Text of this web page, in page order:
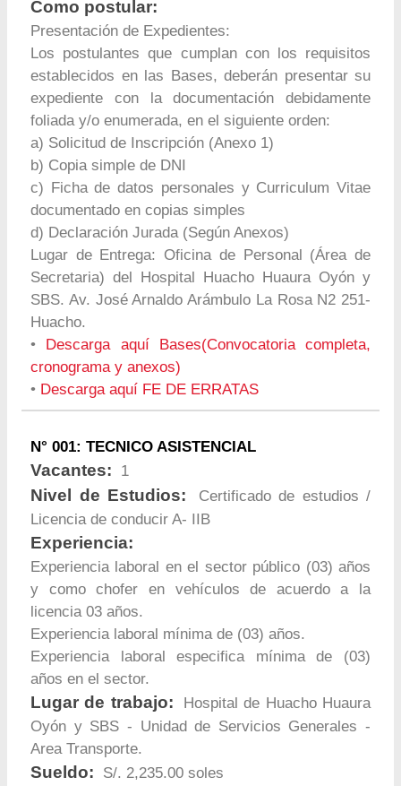
Como postular:
Presentación de Expedientes:
Los postulantes que cumplan con los requisitos
establecidos en las Bases, deberán presentar su
expediente con la documentación debidamente
foliada y/o enumerada, en el siguiente orden:
a) Solicitud de Inscripción (Anexo 1)
b) Copia simple de DNI
c) Ficha de datos personales y Curriculum Vitae
documentado en copias simples
d) Declaración Jurada (Según Anexos)
Lugar de Entrega: Oficina de Personal (Área de
Secretaria) del Hospital Huacho Huaura Oyón y
SBS. Av. José Arnaldo Arámbulo La Rosa N2 251-
Huacho.
•
Descarga aquí Bases(Convocatoria completa,
cronograma y anexos)
• Descarga aquí FE DE ERRATAS
N° 001: TECNICO ASISTENCIAL
Vacantes: 1
Nivel de Estudios:
Certificado de estudios /
Licencia de conducir A- IIB
Experiencia:
Experiencia laboral en el sector público (03) años
y como chofer en vehículos de acuerdo a la
licencia 03 años.
Experiencia laboral mínima de (03) años.
Experiencia laboral especifica mínima de (03)
años en el sector.
Lugar de trabajo:
Hospital de Huacho Huaura
Oyón y SBS - Unidad de Servicios Generales -
Area Transporte.
Sueldo: S/. 2,235.00 soles